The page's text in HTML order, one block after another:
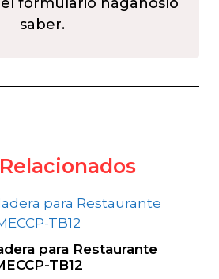
saber.
para Restaurante
TB12